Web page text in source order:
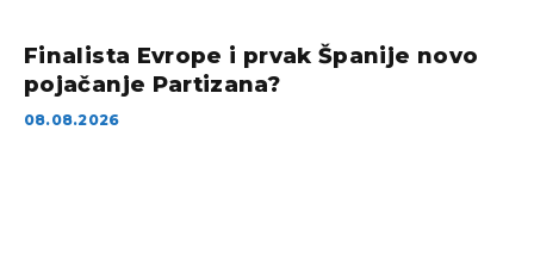
Finalista Evrope i prvak Španije novo
pojačanje Partizana?
08.08.2026